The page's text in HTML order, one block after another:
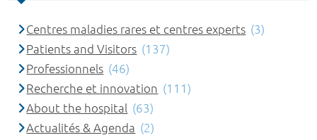
Centres maladies rares et centres experts (3)
Patients and Visitors (137)
Professionnels (46)
Recherche et innovation (111)
About the hospital (63)
Actualités & Agenda (2)